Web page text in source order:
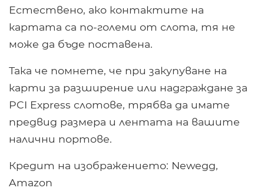
Естествено, ако контактите на
картата са по-големи от слота, тя не
може да бъде поставена.
Така че помнете, че при закупуване на
карти за разширение или надграждане за
PCI Express слотове, трябва да имате
предвид размера и лентата на вашите
налични портове.
Кредит на изображението: Newegg,
Amazon